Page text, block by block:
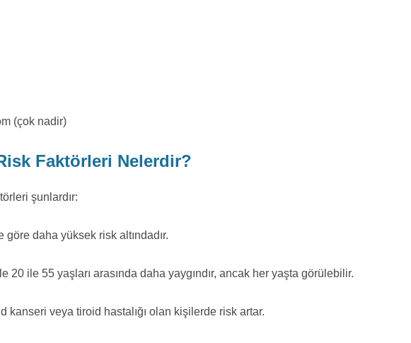
(çok nadir)
Faktörleri Nelerdir?
şunlardır:
göre daha yüksek risk altındadır.
20 ile 55 yaşları arasında daha yaygındır, ancak her yaşta görülebilir.
kanseri veya tiroid hastalığı olan kişilerde risk artar.